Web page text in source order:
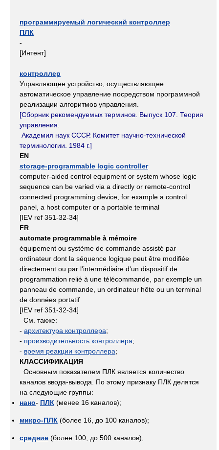
программируемый логический контроллер
ПЛК
-
[Интент]
контроллер
Управляющее устройство, осуществляющее
автоматическое управление посредством программной
реализации алгоритмов управления.
[Сборник рекомендуемых терминов. Выпуск 107. Теория
управления.
Академия наук СССР. Комитет научно-технической
терминологии. 1984 г.]
EN
storage-programmable logic controller
computer-aided control equipment or system whose logic
sequence can be varied via a directly or remote-control
connected programming device, for example a control
panel, a host computer or a portable terminal
[IEV ref 351-32-34]
FR
automate programmable à mémoire
équipement ou système de commande assisté par
ordinateur dont la séquence logique peut être modifiée
directement ou par l'intermédiaire d'un dispositif de
programmation relié à une télécommande, par exemple un
panneau de commande, un ordinateur hôte ou un terminal
de données portatif
[IEV ref 351-32-34]
См. также:
- архитектура контроллера;
- производительность контроллера;
- время реакции контроллера;
КЛАССИФИКАЦИЯ
Основным показателем ПЛК является количество
каналов ввода-вывода. По этому признаку ПЛК делятся
на следующие группы:
нано- ПЛК (менее 16 каналов);
микро-ПЛК (более 16, до 100 каналов);
средние (более 100, до 500 каналов);